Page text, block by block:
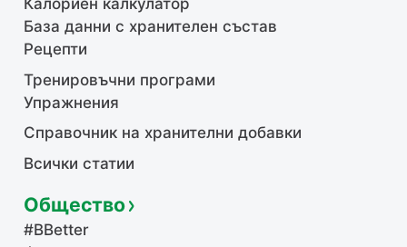
Калориен калкулатор
База данни с хранителен състав
Рецепти
Тренировъчни програми
Упражнения
Справочник на хранителни добавки
Всички статии
Общество
#BBetter